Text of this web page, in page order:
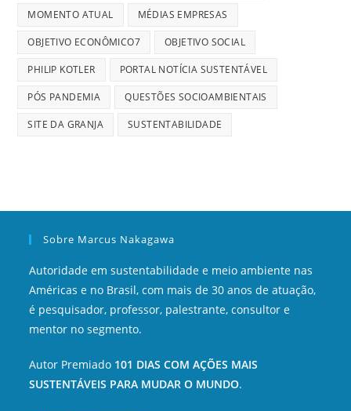
MOMENTO ATUAL MÉDIAS EMPRESAS
OBJETIVO ECONÔMICO7 OBJETIVO SOCIAL
PHILIP KOTLER PORTAL NOTÍCIA SUSTENTÁVEL
PÓS PANDEMIA QUESTÕES SOCIOAMBIENTAIS
SITE DA GRANJA SUSTENTABILIDADE
Sobre Marcus Nakagawa
Autoridade em sustentabilidade e meio ambiente nas
Américas e no Brasil, com mais de 30 anos de atuação,
é pesquisador, professor, palestrante, consultor e
mentor no segmento.
Autor Premiado 101 DIAS COM AÇÕES MAIS
SUSTENTÁVEIS PARA MUDAR O MUNDO.